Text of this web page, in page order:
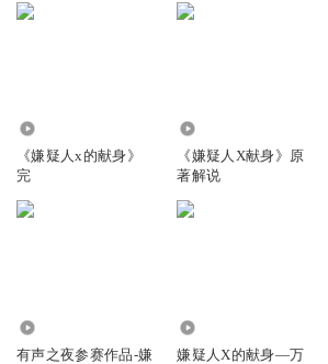
《嫌疑人x的献身》
完
《嫌疑人X献身》原
著解说
有声之夜参赛作品-嫌
嫌疑人X的献身—万